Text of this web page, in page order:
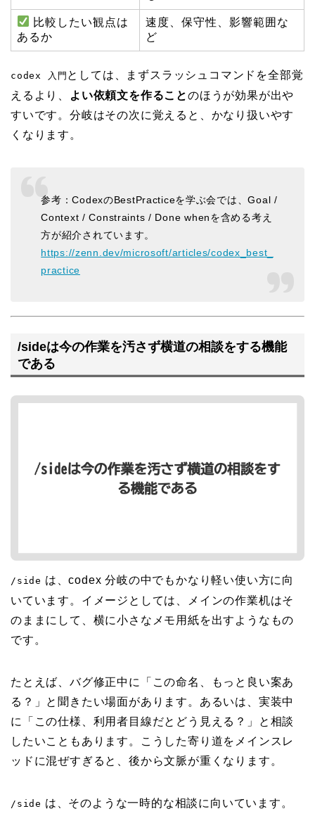
比較したい観点は
あるか
速度、保守性、影響範囲な
ど
codex 入門 としては、まずスラッシュコマンドを全部覚
えるより、
よい依頼文を作ることのほうが効果が出や
すいです。分岐はその次に覚えると、かなり扱いやす
くなります。
参考：CodexのBestPracticeを学ぶ会では、Goal /
Context / Constraints / Done whenを含める考え
方が紹介されています。
https://zenn.dev/microsoft/articles/codex_best_
practice
/sideは今の作業を汚さず横道の相談をする機能
である
/side は、codex 分岐の中でもかなり軽い使い方に向
いています。イメージとしては、メインの作業机はそ
のままにして、横に小さなメモ用紙を出すようなもの
です。
たとえば、バグ修正中に「この命名、もっと良い案あ
る？」と聞きたい場面があります。あるいは、実装中
に「この仕様、利用者目線だとどう見える？」と相談
したいこともあります。こうした寄り道をメインスレ
ッドに混ぜすぎると、後から文脈が重くなります。
/side は、そのような一時的な相談に向いています。